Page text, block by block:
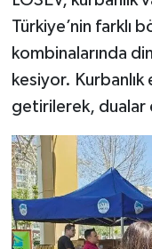
Türkiye’nin farklı
kombinalarında
kesiyor.
getirilerek, dualar